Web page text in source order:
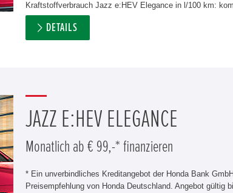
Kraftstoffverbrauch Jazz e:HEV Elegance in l/100 km:
DETAILS
JAZZ E:HEV ELEGANCE
Monatlich ab € 99,-* finanzieren
* Ein unverbindliches Kreditangebot der Honda Bank
Preisempfehlung von Honda Deutschland. Angebot gültig